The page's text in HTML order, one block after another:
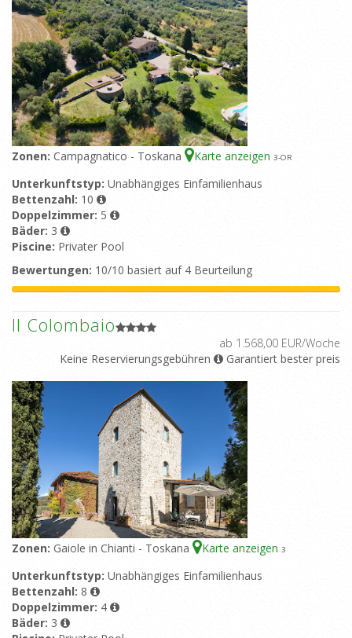
Zonen: Campagnatico - Toskana Karte anzeigen 3-OR
Unterkunftstyp: Unabhängiges Einfamilienhaus
Bettenzahl: 10
Doppelzimmer: 5
Bäder: 3
Piscine: Privater Pool
Bewertungen: 10/10 basiert auf 4 Beurteilung
Il Colombaio
ab 1.568,00 EUR/Woche
Keine Reservierungsgebühren
Garantiert bester preis
Zonen: Gaiole in Chianti - Toskana Karte anzeigen 3
Unterkunftstyp: Unabhängiges Einfamilienhaus
Bettenzahl: 8
Doppelzimmer: 4
Bäder: 3